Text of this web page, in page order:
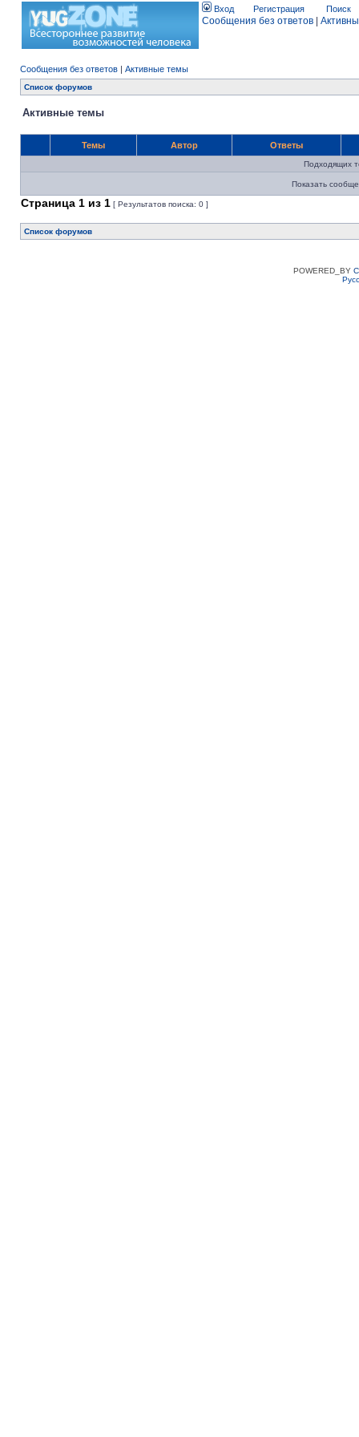
Вход Регистрация Поиск
Сообщения без ответов
Сообщения без ответов | Активные темы
Список форумов
Активные темы
Темы Автор Ответы
Подходящих
Показать
Страница 1 из 1 [ Результатов поиска: 0 ]
Список форумов
POWERED_BY